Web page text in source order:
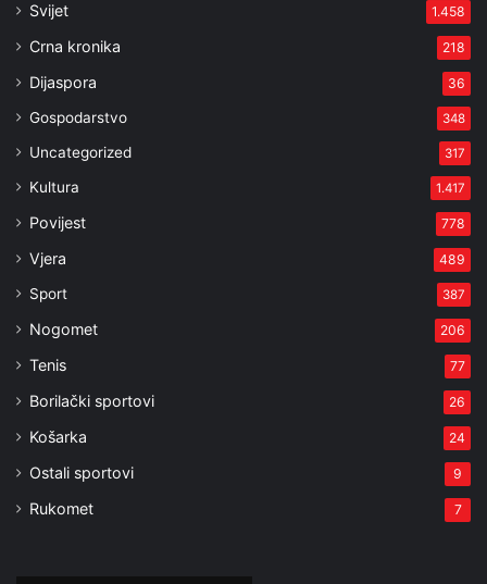
Svijet 1.458
Crna kronika 218
Dijaspora 36
Gospodarstvo 348
Uncategorized 317
Kultura 1.417
Povijest 778
Vjera 489
Sport 387
Nogomet 206
Tenis 77
Borilački sportovi 26
Košarka 24
Ostali sportovi 9
Rukomet 7